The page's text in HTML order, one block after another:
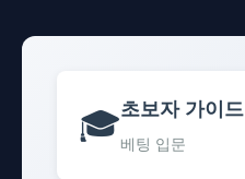
🎓초보자 가이드
베팅 입문